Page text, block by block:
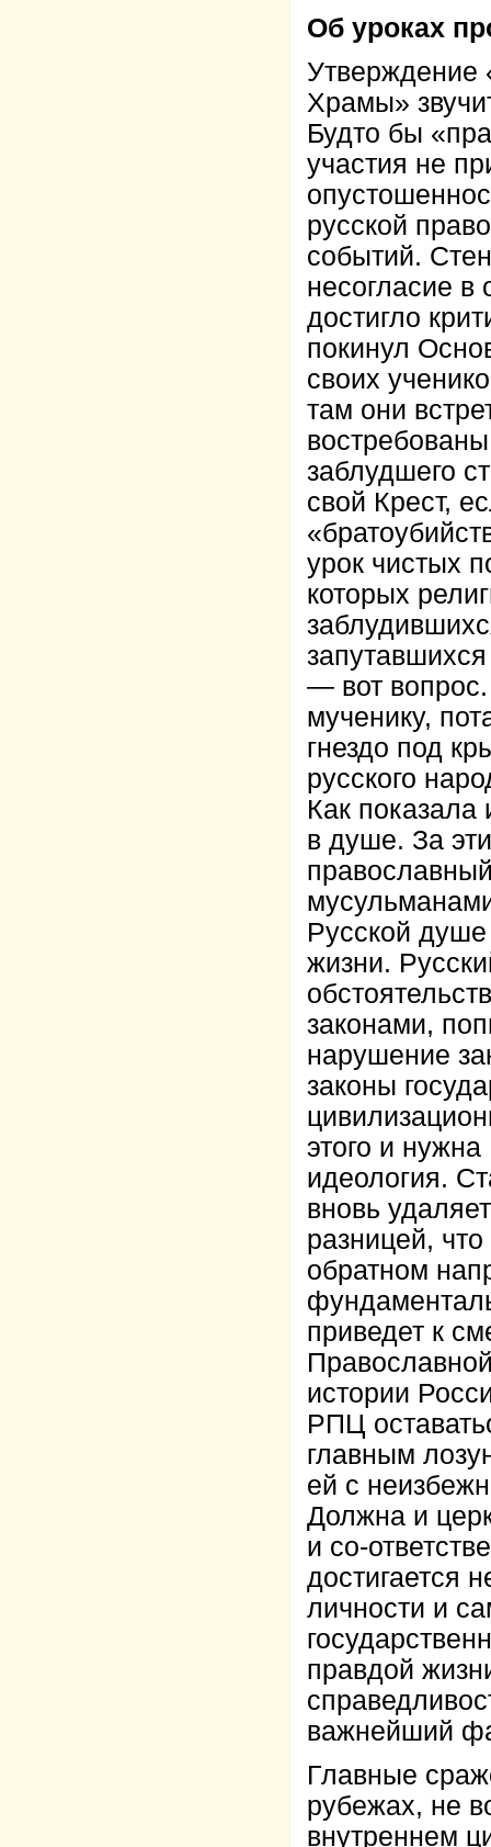
Об уроках
Утверждение
Храмы»
Будто бы
участия не
русской
событий.
несогласие
достигло
покинул
своих
там они
заблудшего
свой Крест,
урок чистых
которых
— вот
мученику,
гнездо под
русского
Как показала
в душе. За
Русской
жизни.
законами,
нарушение
законы
этого и
идеология.
вновь
разницей,
обратном
приведет к
истории
РПЦ
главным
ей с
Должна и
и со-
достигается
личности и
правдой
важнейший
Главные
рубежах, не
внутреннем